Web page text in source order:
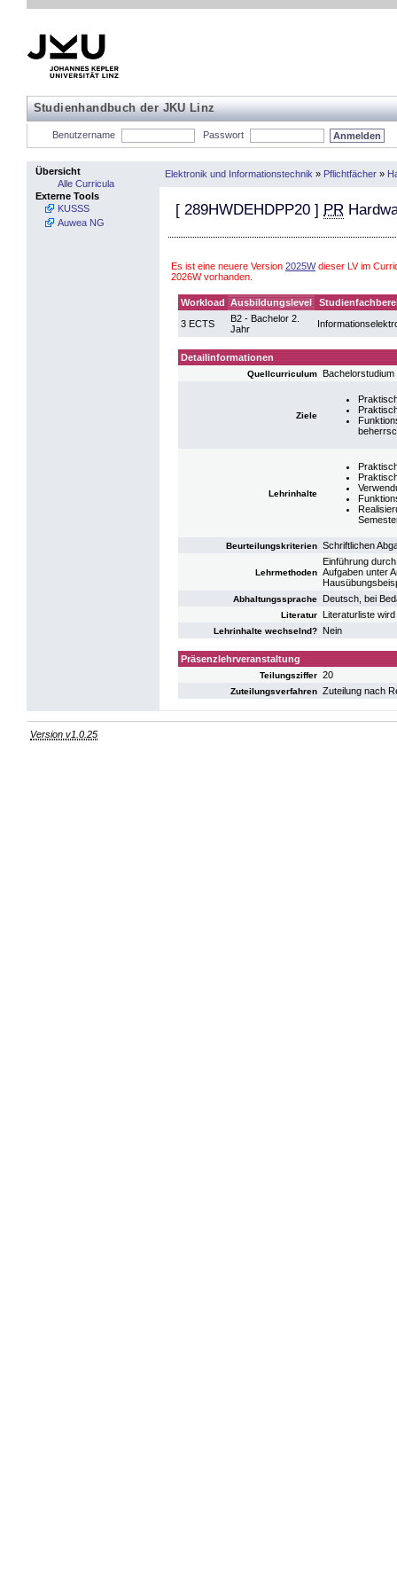
Studienhandbuch der JKU Linz
Benutzername Passwort
Übersicht
Alle Curricula
Externe Tools
KUSSS
Auwea NG
Elektronik und Informationstechnik » Pflichtfächer »
[ 289HWDEHDPP20 ] PR
Es ist eine neuere Version 2025Wdieser LV im
2026W vorhanden.
Workload Ausbildungslevel
3 ECTS
B2 - Bachelor 2.
Jahr
Detailinformationen
Quellcurriculum
Ziele
Lehrinhalte
Beurteilungskriterien Schriftlichen
Lehrmethoden
Einführung
Aufgaben unter
Abhaltungssprache Deutsch, bei
Literatur Literaturliste
Lehrinhalte wechselnd? Nein
Präsenzlehrveranstaltung
Teilungsziffer 20
Zuteilungsverfahren Zuteilung nach
Version v1.0.25